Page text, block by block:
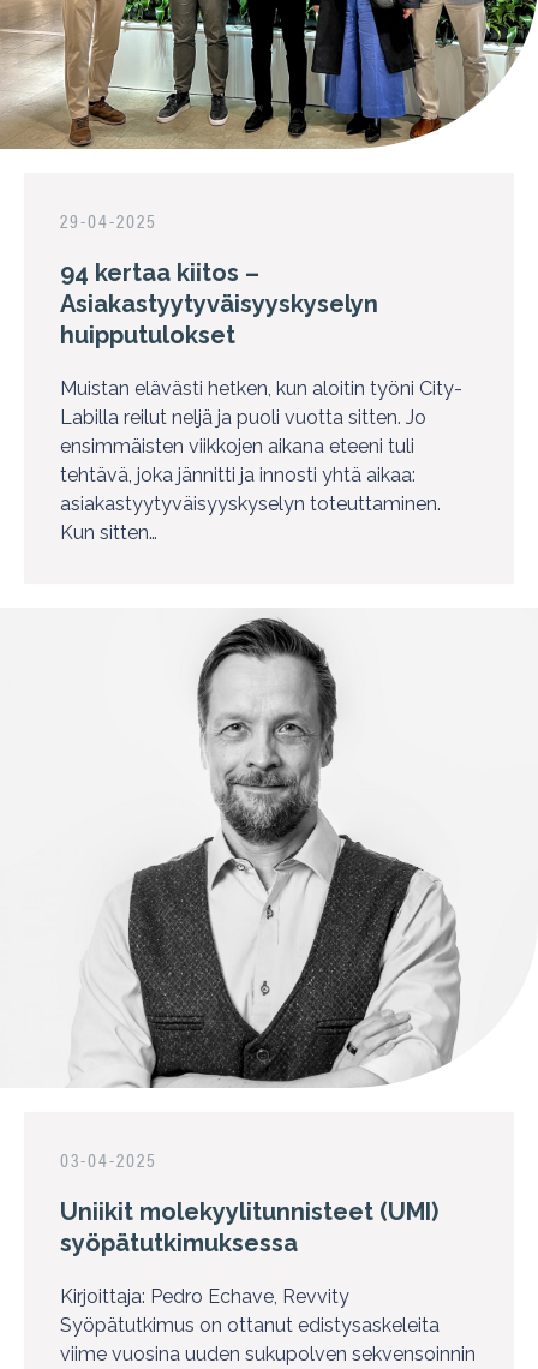
29-04-2025
94 kertaa kiitos –
Asiakastyytyväisyyskyselyn
huipputulokset
Muistan elävästi hetken, kun aloitin työni City-
Labilla reilut neljä ja puoli vuotta sitten. Jo
ensimmäisten viikkojen aikana eteeni tuli
tehtävä, joka jännitti ja innosti yhtä aikaa:
asiakastyytyväisyyskyselyn toteuttaminen.
Kun sitten…
03-04-2025
Uniikit molekyylitunnisteet (UMI)
syöpätutkimuksessa
Kirjoittaja: Pedro Echave, Revvity
Syöpätutkimus on ottanut edistysaskeleita
viime vuosina uuden sukupolven sekvensoinnin